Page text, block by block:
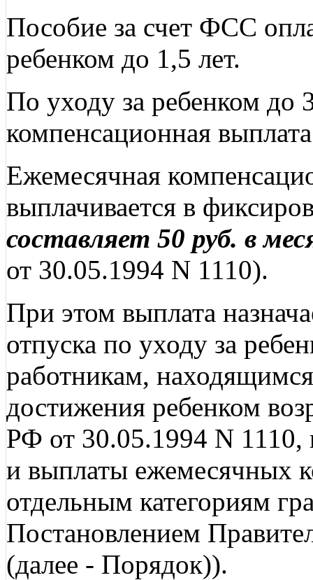
Пособие за счет ФСС
ребенком до 1,5 лет.
По уходу за ребенком до
компенсационная
Ежемесячная
выплачивается в
составляет 50 руб. в
от 30.05.1994 N 1110).
При этом выплата
отпуска по уходу за
работникам,
достижения ребенком
РФ от 30.05.1994 N 1110,
и выплаты ежемесячных
отдельным категориям
Постановлением
(далее - Порядок)).